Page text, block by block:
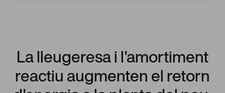
La lleugeresa i l'amortiment
reactiu augmenten el retorn